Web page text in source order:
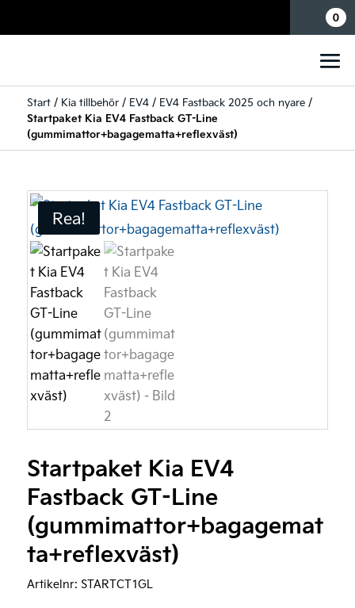
0
Start/ Kia tillbehör/ EV4/ EV4 Fastback 2025 och nyare/
Startpaket Kia EV4 Fastback GT-Line
(gummimattor+bagagematta+reflexväst)
Rea!
Startpaket Kia EV4
Fastback GT-Line
(gummimattor+bagagemat
ta+reflexväst)
Artikelnr: STARTCT1GL